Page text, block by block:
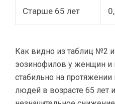
Старше 65 лет
Как видно из таблиц №2
эозинофилов у женщин и
стабильно на
людей в возрасте 65 лет